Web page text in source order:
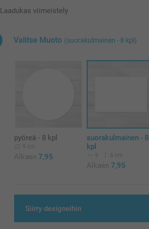
Laadukas viimeistely
Valitse Muoto (suorakulmainen - 8 kpl)
pyöreä - 8 kpl
9 cm
Alkaen 7,95
suorakulmainen - 8
kpl
9 6 cm
Alkaen 7,95
Siirry designeihin